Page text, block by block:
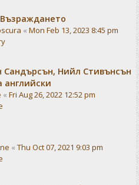
« Mon Feb 13, 2023 8:45 pm
Сандърсън, Нийл Стивънсън
английски
« Fri Aug 26, 2022 12:52 pm
« Thu Oct 07, 2021 9:03 pm